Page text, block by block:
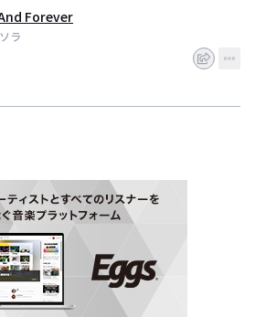
Forever
ラ